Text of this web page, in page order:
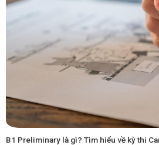
B1 Preliminary là gì? Tìm hiểu về kỳ thi